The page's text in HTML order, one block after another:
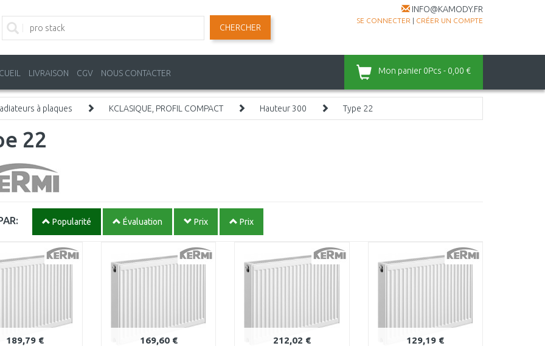
INFO@KAMODY.FR
SE CONNECTER | CRÉER UN COMPTE
CHERCHER
LIVRAISON CGV NOUS CONTACTER Mon panier 0Pcs - 0,00 €
à plaques KCLASIQUE, PROFIL COMPACT Hauteur 300 Type 22
22
Popularité Évaluation Prix Prix
189,79 € 169,60 € 212,02 € 129,19 €